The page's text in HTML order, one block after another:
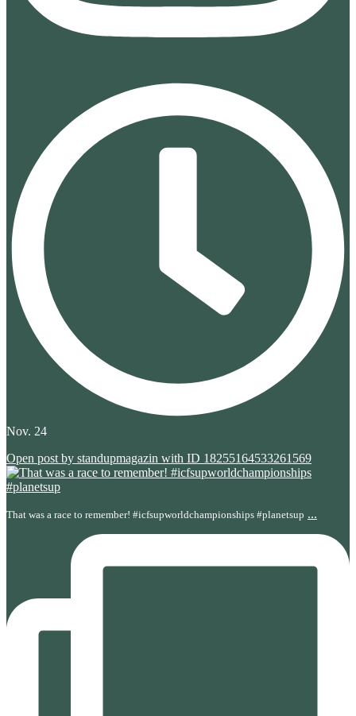
Nov. 24
Open post by standupmagazin with ID 18255164533261569
That was a race to remember! #icfsupworldchampionships #planetsup ...